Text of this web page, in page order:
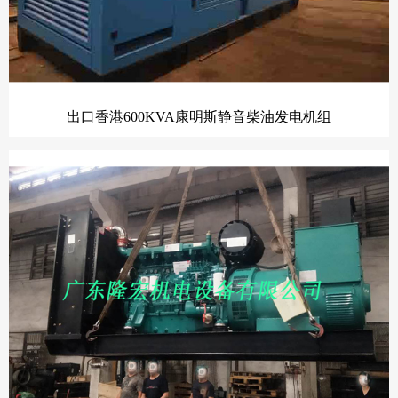
出口香港600KVA康明斯静音柴油发电机组